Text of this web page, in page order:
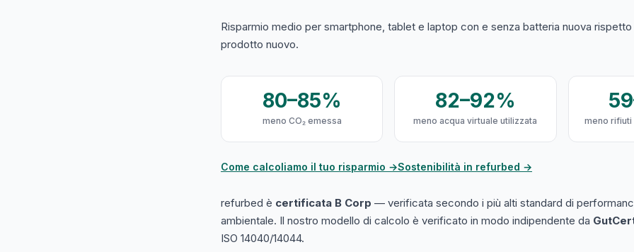
Risparmio medio per smartphone, tablet e laptop con e senza batteria nuova
prodotto nuovo.
80–85%
meno CO₂ emessa
82–92%
meno acqua virtuale utilizzata meno
Come calcoliamo il tuo risparmio →Sostenibilità in refurbed →
refurbed è certificata B Corp — verificata secondo i più alti standard di
ambientale. Il nostro modello di calcolo è verificato in modo indipendente da
ISO 14040/14044.